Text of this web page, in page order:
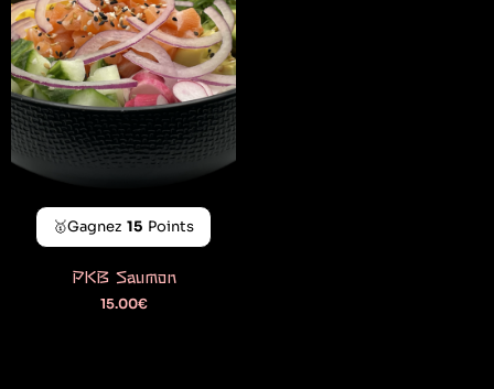
🥇Gagnez 15 Points
PKB Saumon
15.00€